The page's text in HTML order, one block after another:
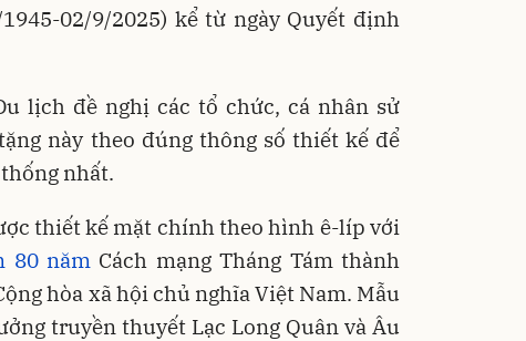
02/9/2025) kể từ ngày Quyết định
lịch đề nghị các tổ chức, cá nhân sử
này theo đúng thông số thiết kế để
nhất.
thiết kế mặt chính theo hình ê-líp với
80 nămCách mạng Tháng Tám thành
hòa xã hội chủ nghĩa Việt Nam. Mẫu
truyền thuyết Lạc Long Quân và Âu